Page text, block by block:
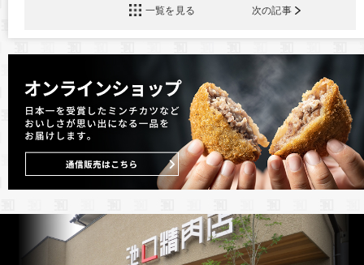
一覧を見る 次の記事